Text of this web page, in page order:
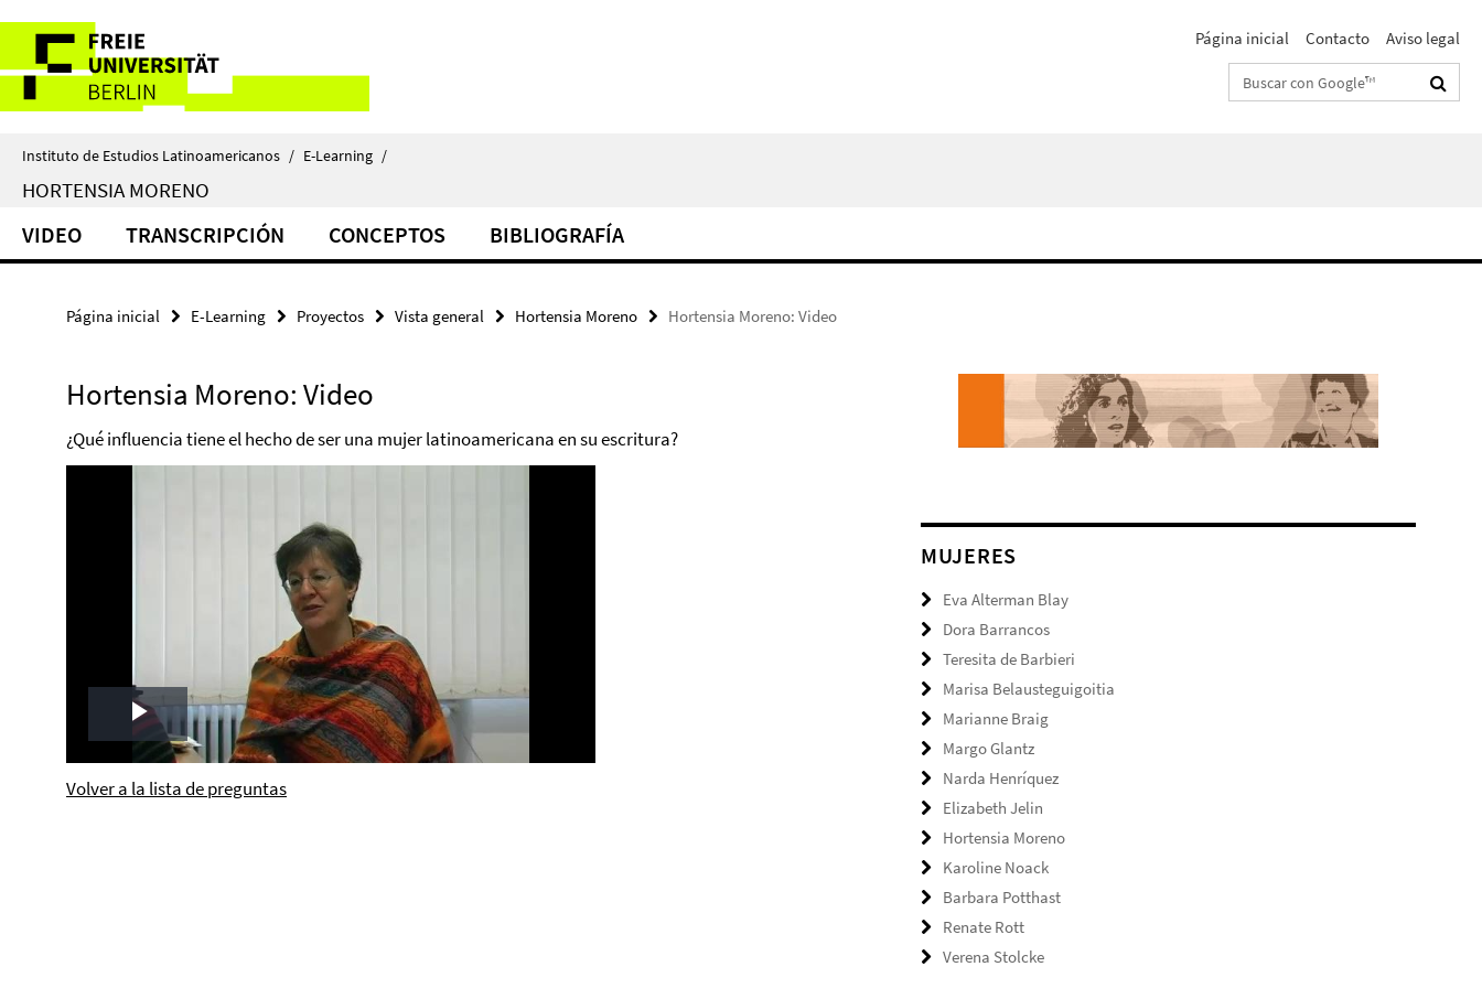
direkt
zu
Inhalt
Herramientas
de
navegación
Página inicial Contacto
Aviso legal
Suchbegriffe
Instituto de Estudios Latinoamericanos / E-Learning /
HORTENSIA MORENO
VIDEO TRANSCRIPCIÓN CONCEPTOS BIBLIOGRAFÍA
Página inicial E-Learning Proyectos Vista general Hortensia Moreno Hortensia Moreno: Video
Hortensia Moreno: Video
¿Qué influencia tiene el hecho de ser una mujer latinoamericana en su escritura?
Play
Video
Volver a la lista de preguntas
MUJERES
Eva Alterman Blay
Dora Barrancos
Teresita de Barbieri
Marisa Belausteguigoitia
Marianne Braig
Margo Glantz
Narda Henríquez
Elizabeth Jelin
Hortensia Moreno
Karoline Noack
Barbara Potthast
Renate Rott
Verena Stolcke